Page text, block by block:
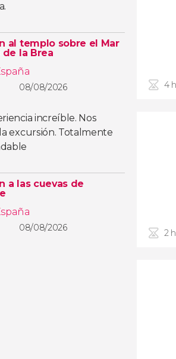
al templo sobre el Mar
la Brea
08/08/2026
increíble. Nos
excursión. Totalmente
a las cuevas de
08/08/2026
4
2